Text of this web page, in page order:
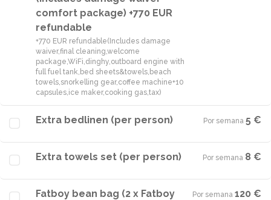
comfort package) +770 EUR
refundable
+770 EUR refundable(Includes damage
waiver,final cleaning,welcome
package,WiFi,dinghy,outboard engine with
full fuel tank,bed sheets&towels,beach
towels,snorkelling gear,coffee machine+10
capsules,ice maker,cooking gas,tax)
Extra bedlinen (per person) Por semana·5 €
Extra towels set (per person) Por semana·8 €
Fatboy bean bag (2 x Fatboy
Por semana·120 €